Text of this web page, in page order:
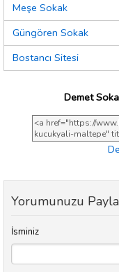
Meşe Sokak
Güngören Sokak
Bostancı Sitesi
Demet
Yorumunuzu
İsminiz